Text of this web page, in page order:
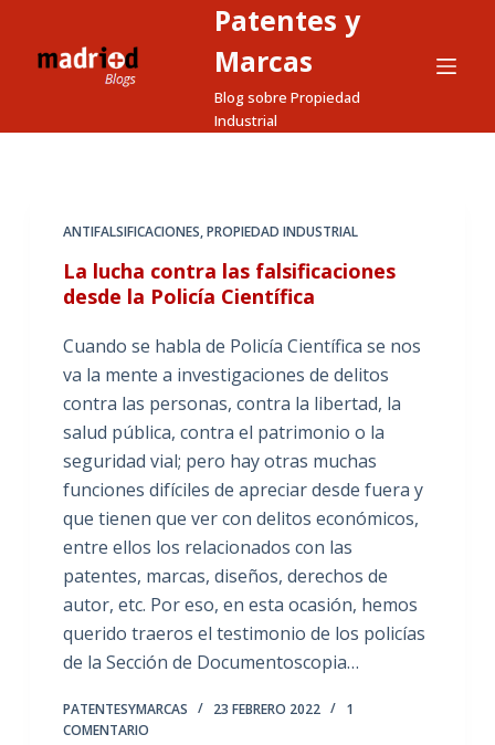
a
Patentes y
Marcas
Blog sobre Propiedad
Industrial
ANTIFALSIFICACIONES,PROPIEDAD INDUSTRIAL
La lucha contra las falsificaciones
desde la Policía Científica
Cuando se habla de Policía Científica se nos
va la mente a investigaciones de delitos
contra las personas, contra la libertad, la
salud pública, contra el patrimonio o la
seguridad vial; pero hay otras muchas
funciones difíciles de apreciar desde fuera y
que tienen que ver con delitos económicos,
entre ellos los relacionados con las
patentes, marcas, diseños, derechos de
autor, etc. Por eso, en esta ocasión, hemos
querido traeros el testimonio de los policías
de la Sección de Documentoscopia…
PATENTESYMARCAS 23 FEBRERO 2022
1
COMENTARIO